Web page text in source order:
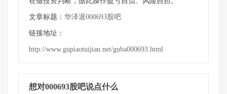
文章标题： 华泽退000693股吧
链接地址：
http://www.gupiaotuijian.net/guba000693.html
想对000693股吧说点什么